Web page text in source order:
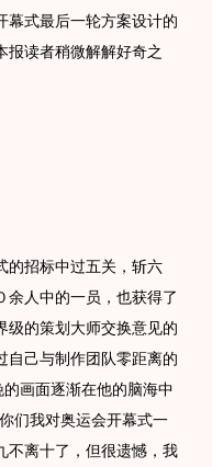
幕式最后一轮方案设计的
报读者稍微解解好奇之
招标中过五关，斩六
余人中的一员，也获得了
级的策划大师交换意见的
自己与制作团队零距离的
画面逐渐在他的脑海中
们我对奥运会开幕式一
不离十了，但很遗憾，我